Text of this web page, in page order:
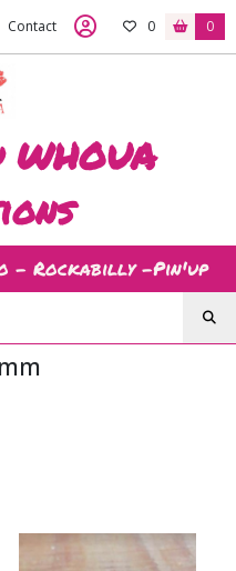
Contact 0 0
- Rockabilly -Pin'up